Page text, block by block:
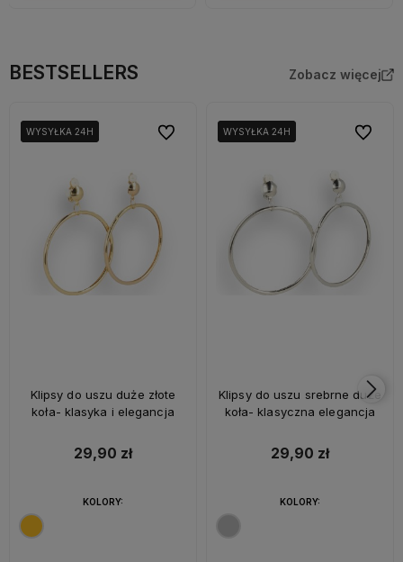
BESTSELLERS Zobacz więcej
WYSYŁKA 24H
WYSYŁKA 24H
Klipsy do uszu duże złote
koła- klasyka i elegancja
29,90 zł
KOLORY:
Do ulubionychWYSYŁKA 24H
WYSYŁKA 24H
Klipsy do uszu srebrne duże
koła- klasyczna elegancja
29,90 zł
KOLORY:
Do